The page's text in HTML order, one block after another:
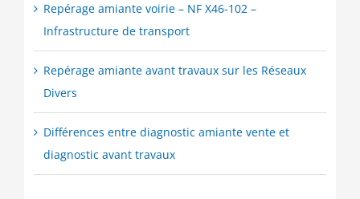
Repérage amiante voirie – NF X46-102 –
Infrastructure de transport
Repérage amiante avant travaux sur les Réseaux
Divers
Différences entre diagnostic amiante vente et
diagnostic avant travaux